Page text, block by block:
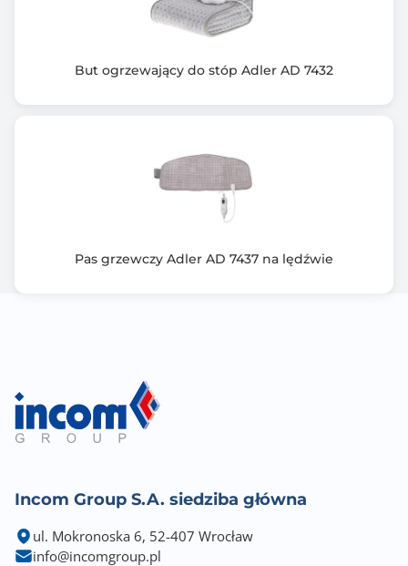
But ogrzewający do stóp Adler AD 7432
Pas grzewczy Adler AD 7437 na lędźwie
Incom Group S.A. siedziba główna
ul. Mokronoska 6, 52-407 Wrocław
info@incomgroup.pl